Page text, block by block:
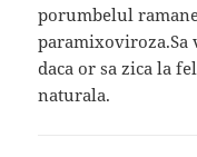
porumbelul
paramixoviroza.Sa
daca or sa zica la
naturala.